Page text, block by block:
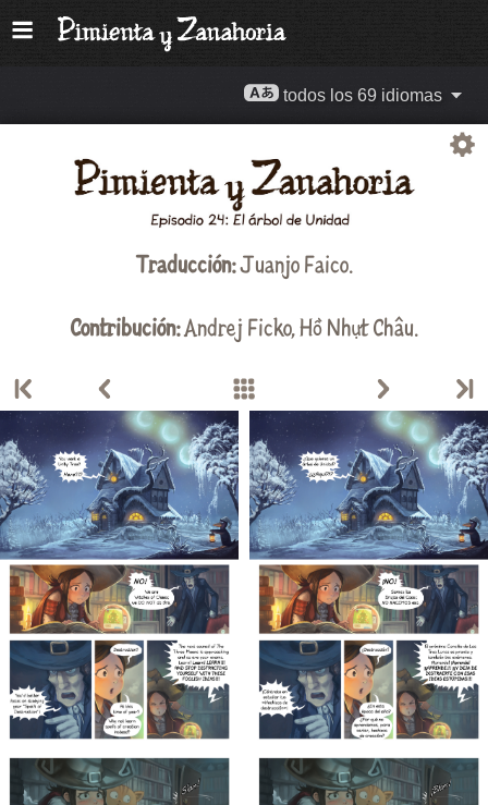
todos los 69 idiomas
Traducción:Juanjo Faico.
Contribución:Andrej Ficko,Hồ Nhựt Châu.